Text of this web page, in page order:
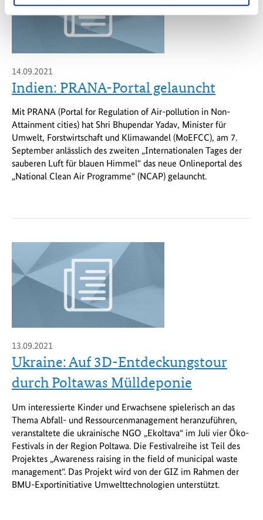
14.09.2021
Indien: PRANA-Portal gelauncht
Mit PRANA (Portal for Regulation of Air-pollution in Non-
Attainment cities) hat Shri Bhupendar Yadav, Minister für
Umwelt, Forstwirtschaft und Klimawandel (MoEFCC), am 7.
September anlässlich des zweiten „Internationalen Tages der
sauberen Luft für blauen Himmel“ das neue Onlineportal des
„National Clean Air Programme“ (NCAP) gelauncht.
13.09.2021
Ukraine: Auf 3D-Entdeckungstour
durch Poltawas Mülldeponie
Um interessierte Kinder und Erwachsene spielerisch an das
Thema Abfall- und Ressourcenmanagement heranzuführen,
veranstaltete die ukrainische NGO „Ekoltava“ im Juli vier Öko-
Festivals in der Region Poltawa. Die Festivalreihe ist Teil des
Projektes „Awareness raising in the field of municipal waste
management“. Das Projekt wird von der GIZ im Rahmen der
BMU-Exportinitiative Umwelttechnologien unterstützt.